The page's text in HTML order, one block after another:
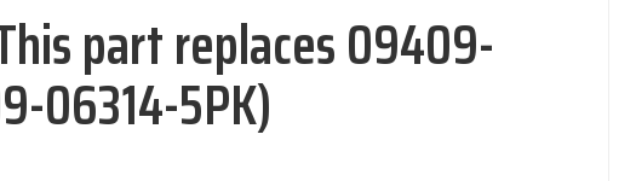
part replaces 09409-
06314-5PK)